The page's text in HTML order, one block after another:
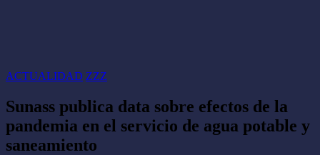
ACTUALIDAD ZZZ
Sunass publica data sobre efectos de la
pandemia en el servicio de agua potable y
saneamiento